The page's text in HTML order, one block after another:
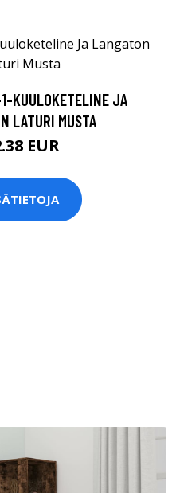
KUULOKETELINE JA
LATURI MUSTA
EUR